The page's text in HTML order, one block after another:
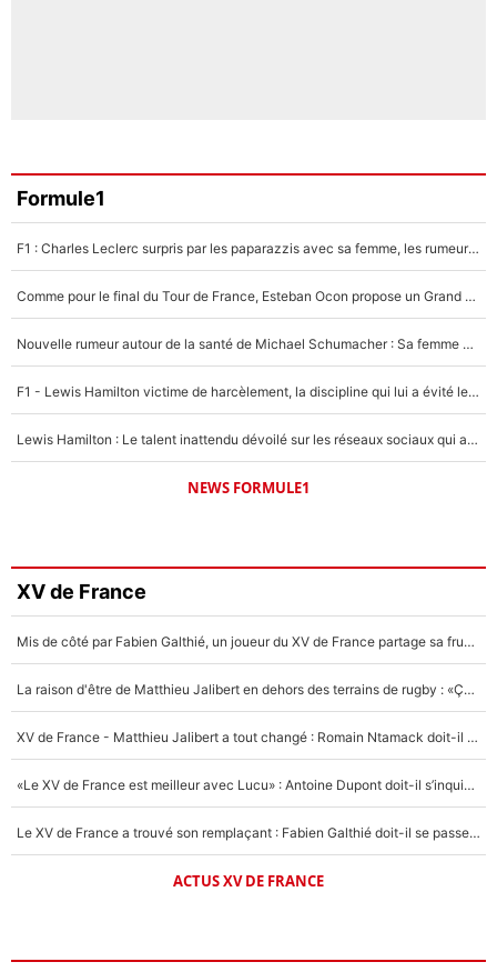
Formule1
F1 : Charles Leclerc surpris par les paparazzis avec sa femme, les rumeurs étaient vraies !
Comme pour le final du Tour de France, Esteban Ocon propose un Grand Prix de Formule 1 à Paris : «Autour de l’Arc de Triomphe, ce serait génial» !
Nouvelle rumeur autour de la santé de Michael Schumacher : Sa femme Corinna sort du silence
F1 - Lewis Hamilton victime de harcèlement, la discipline qui lui a évité le pire : «J'aurais probablement mal tourné»
Lewis Hamilton : Le talent inattendu dévoilé sur les réseaux sociaux qui a impressionné Kim Kardashian pendant leurs vacances en amoureux !
NEWS FORMULE1
XV de France
Mis de côté par Fabien Galthié, un joueur du XV de France partage sa frustration : «ils ne me l’ont pas dit tout de suite»
La raison d'être de Matthieu Jalibert en dehors des terrains de rugby : «Ça m'atteint autant que si tu touches à un membre de ma famille»
XV de France - Matthieu Jalibert a tout changé : Romain Ntamack doit-il s’inquiéter pour sa place à un an de la Coupe du monde ?
«Le XV de France est meilleur avec Lucu» : Antoine Dupont doit-il s’inquiéter pour sa place ?
Le XV de France a trouvé son remplaçant : Fabien Galthié doit-il se passer d'Antoine Dupont ?
ACTUS XV DE FRANCE